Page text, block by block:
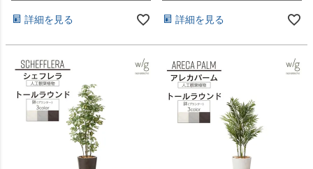
詳細を見る 詳細を見る